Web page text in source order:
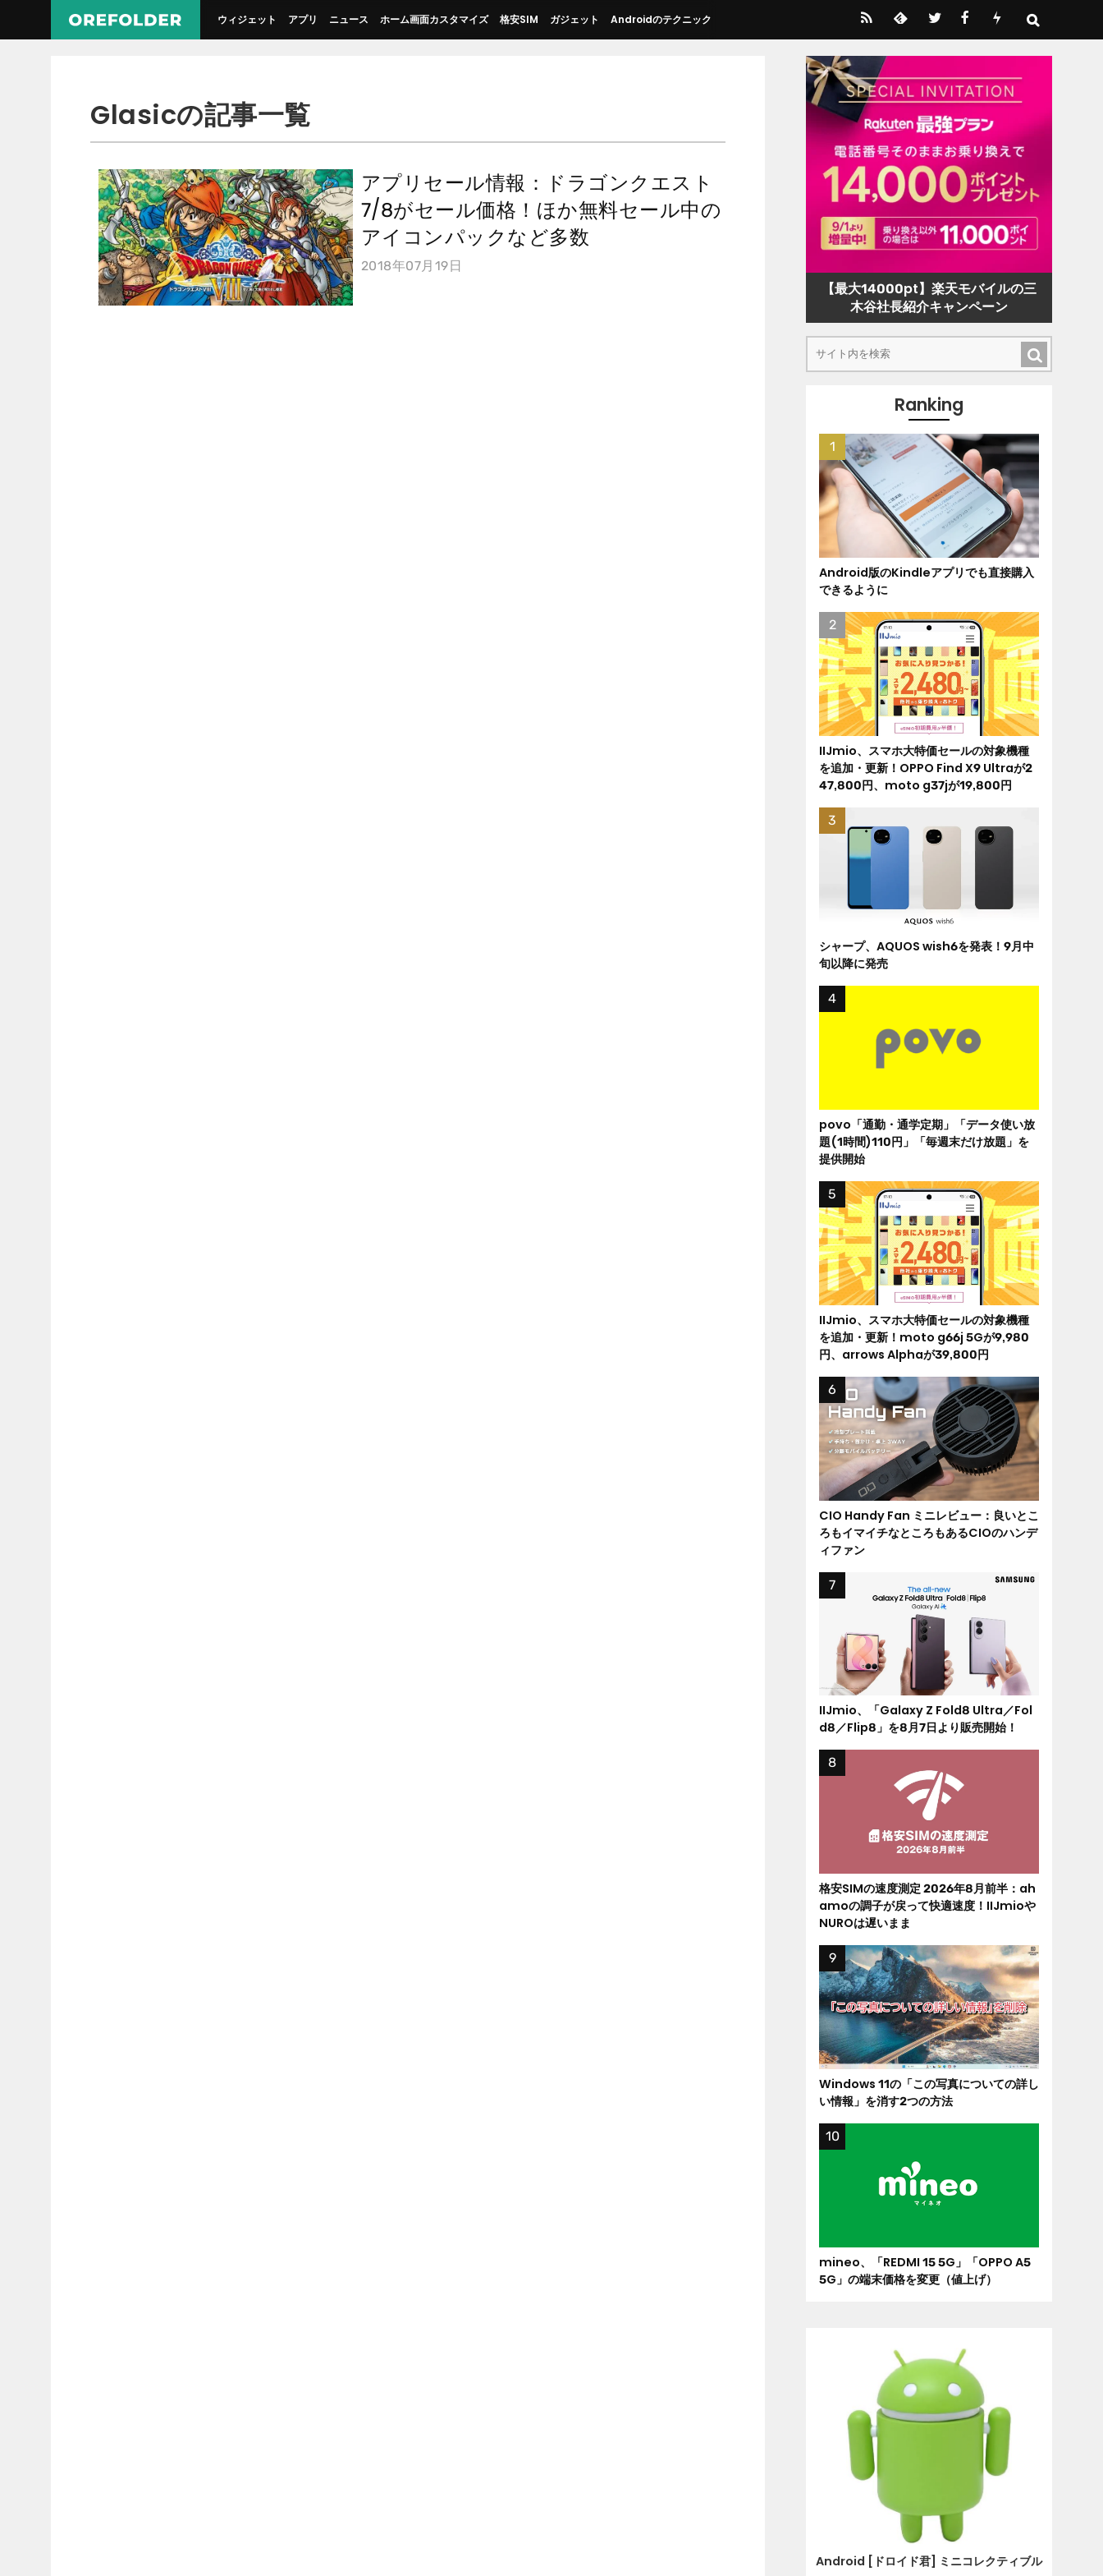
ウィジェット アプリ ニュース ホーム画面カスタマイズ 格安SIM ガジェット Androidのテクニック
Glasicの記事一覧
アプリセール情報：ドラゴンクエスト
7/8がセール価格！ほか無料セール中の
アイコンパックなど多数
2018年07月19日
【最大14000pt】楽天モバイルの三
木谷社長紹介キャンペーン
Ranking
Android版のKindleアプリでも直接購入
できるように
IIJmio、スマホ大特価セールの対象機種
を追加・更新！OPPO Find X9 Ultraが2
47,800円、moto g37jが19,800円
シャープ、AQUOS wish6を発表！9月中
旬以降に発売
povo「通勤・通学定期」「データ使い放
題(1時間)110円」「毎週末だけ放題」を
提供開始
IIJmio、スマホ大特価セールの対象機種
を追加・更新！moto g66j 5Gが9,980
円、arrows Alphaが39,800円
CIO Handy Fan ミニレビュー：良いとこ
ろもイマイチなところもあるCIOのハンデ
ィファン
IIJmio、「Galaxy Z Fold8 Ultra／Fol
d8／Flip8」を8月7日より販売開始！
格安SIMの速度測定 2026年8月前半：ah
amoの調子が戻って快適速度！IIJmioや
NUROは遅いまま
Windows 11の「この写真についての詳し
い情報」を消す2つの方法
mineo、「REDMI 15 5G」「OPPO A5
5G」の端末価格を変更（値上げ）
Android [ドロイド君] ミニコレクティブル